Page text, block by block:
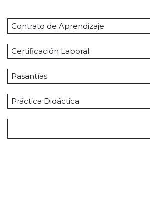
Contrato de Aprendizaje
Certificación Laboral
Pasantías
Práctica Didáctica